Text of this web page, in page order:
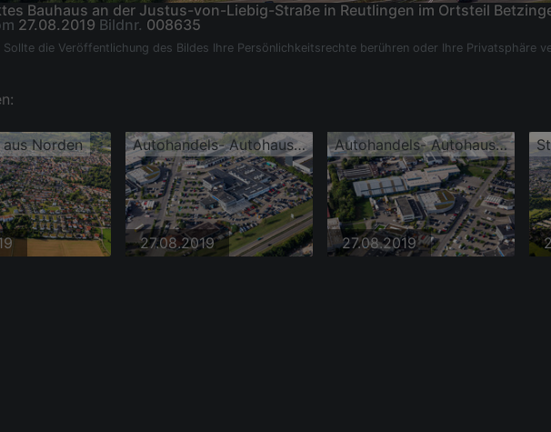
Bauhaus an der Justus-von-Liebig-Straße in Reutlingen im Ortsteil
27.08.2019 Bildnr. 008635
Sollte die Veröffentlichung des Bildes Ihre Persönlichkeitsrechte berühren oder Ihre Privatsphäre
Norden Autohandels- Autohauses Brunold
27.08.2019
Autohandels- Autohauses Porsche Zentrum Reutlingen
27.08.2019